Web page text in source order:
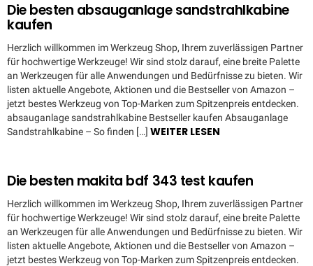
Die besten absauganlage sandstrahlkabine
kaufen
Herzlich willkommen im Werkzeug Shop, Ihrem zuverlässigen Partner
für hochwertige Werkzeuge! Wir sind stolz darauf, eine breite Palette
an Werkzeugen für alle Anwendungen und Bedürfnisse zu bieten. Wir
listen aktuelle Angebote, Aktionen und die Bestseller von Amazon –
jetzt bestes Werkzeug von Top-Marken zum Spitzenpreis entdecken.
absauganlage sandstrahlkabine Bestseller kaufen Absauganlage
Sandstrahlkabine – So finden […] WEITER LESEN
Die besten makita bdf 343 test kaufen
Herzlich willkommen im Werkzeug Shop, Ihrem zuverlässigen Partner
für hochwertige Werkzeuge! Wir sind stolz darauf, eine breite Palette
an Werkzeugen für alle Anwendungen und Bedürfnisse zu bieten. Wir
listen aktuelle Angebote, Aktionen und die Bestseller von Amazon –
jetzt bestes Werkzeug von Top-Marken zum Spitzenpreis entdecken.